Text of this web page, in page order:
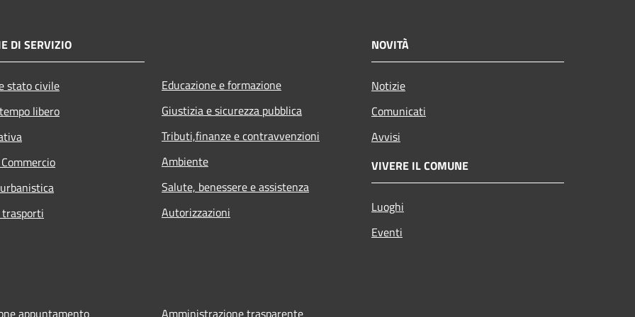
DI SERVIZIO
stato civile
libero
Educazione e formazione
Giustizia e sicurezza pubblica
Tributi,finanze e contravvenzioni
Ambiente
Salute, benessere e assistenza
Autorizzazioni
NOVITÀ
Notizie
Comunicati
Avvisi
VIVERE IL COMUNE
Luoghi
Eventi
appuntamento Amministrazione trasparente